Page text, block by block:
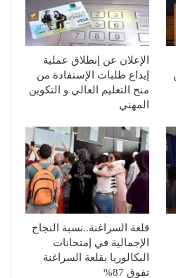
الإعلان عن إنطلاق عملية
إيداع طلبات الإستفادة من
منح التعليم العالي و التكوين
المهني
قلعة السراغنة..نسبة النجاح
الإجمالية في إمتحانات
البكالوريا بقلعة السراغنة
تفوق 87%